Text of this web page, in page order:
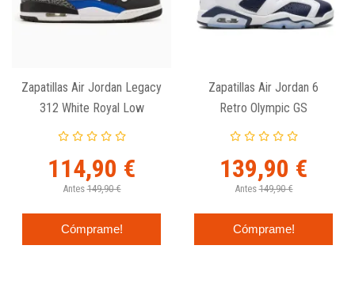
Zapatillas Air Jordan Legacy
312 White Royal Low
114,90 €
Antes 149,90 €
Cómprame!
Zapatillas Air Jordan 6
Retro Olympic GS
139,90 €
Antes 149,90 €
Cómprame!